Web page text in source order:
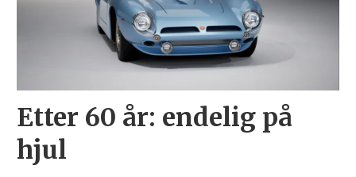
Etter 60 år: endelig på
hjul